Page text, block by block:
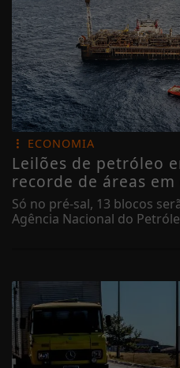
ECONOMIA
Leilões de petróleo
recorde de áreas
Só no pré-sal, 13 blocos
Agência Nacional do